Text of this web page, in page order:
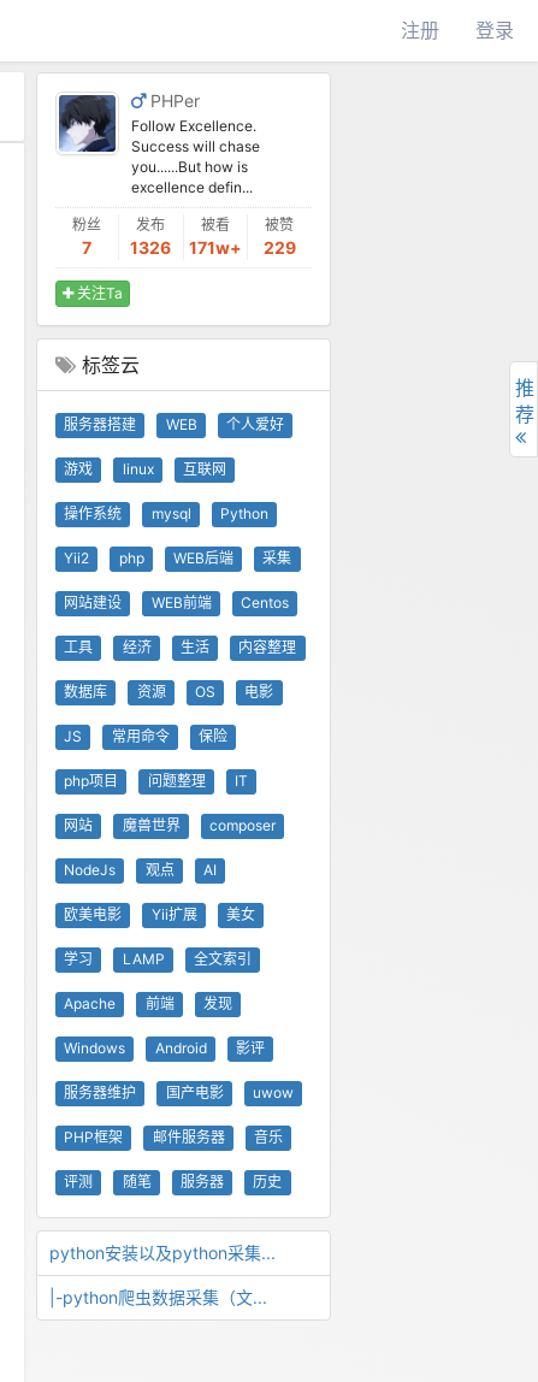
注册 登录
PHPer
Follow Excellence.
Success will chase
you......But how is
excellence defin...
粉丝
7
发布
1326
被看
171w+
被赞
229
关注Ta
标签云
服务器搭建 WEB 个人爱好
游戏 linux 互联网
操作系统 mysql Python
Yii2 php WEB后端 采集
网站建设 WEB前端 Centos
工具 经济 生活 内容整理
数据库 资源 OS 电影
JS 常用命令 保险
php项目 问题整理 IT
网站 魔兽世界 composer
NodeJs 观点 AI
欧美电影 Yii扩展 美女
学习 LAMP 全文索引
Apache 前端 发现
Windows Android 影评
服务器维护 国产电影 uwow
PHP框架 邮件服务器 音乐
评测 随笔 服务器 历史
python安装以及python采集...
|-python爬虫数据采集（文...
推
荐